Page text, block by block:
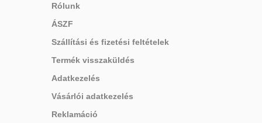
Rólunk
ÁSZF
Szállítási és fizetési feltételek
Termék visszaküldés
Adatkezelés
Vásárlói adatkezelés
Reklamáció